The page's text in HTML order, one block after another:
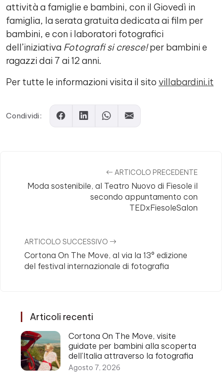
attività a famiglie e bambini, con il Giovedì in
famiglia, la serata gratuita dedicata ai film per
bambini, e con i laboratori fotografici
dell’iniziativa Fotografi si cresce!per bambini e
ragazzi dai 7 ai 12 anni.
Per tutte le informazioni visita il sito villabardini.it
Condividi:
ARTICOLO PRECEDENTE
Moda sostenibile, al Teatro Nuovo di Fiesole il
secondo appuntamento con
TEDxFiesoleSalon
ARTICOLO SUCCESSIVO
Cortona On The Move, al via la 13° edizione
del festival internazionale di fotografia
Articoli recenti
Cortona On The Move, visite
guidate per bambini alla scoperta
dell’Italia attraverso la fotografia
Agosto 7, 2026